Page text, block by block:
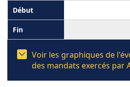
Voir les graphiques de
des mandats exercés par